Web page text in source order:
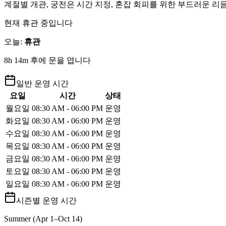
계절별 개관, 궁전은 시간 지정, 혼잡 회피를 위한 부드러운 리
현재 휴관 중입니다
오늘: 휴관
8h 14m 후에 문을 엽니다
일반 운영 시간
요일
시간
상태
월요일 08:30 AM - 06:00 PM 운영
화요일 08:30 AM - 06:00 PM 운영
수요일 08:30 AM - 06:00 PM 운영
목요일 08:30 AM - 06:00 PM 운영
금요일 08:30 AM - 06:00 PM 운영
토요일 08:30 AM - 06:00 PM 운영
일요일 08:30 AM - 06:00 PM 운영
시즌별 운영 시간
Summer (Apr 1–Oct 14)